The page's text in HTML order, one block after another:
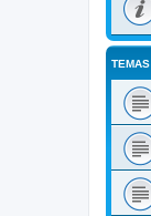
TEMAS